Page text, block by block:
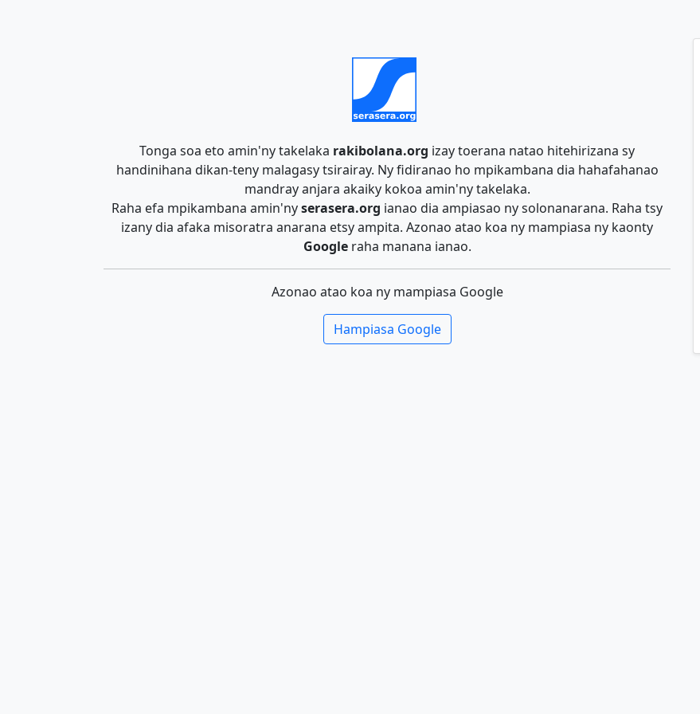
Tonga soa eto amin'ny takelaka rakibolana.org izay toerana natao hitehirizana sy
handinihana dikan-teny malagasy tsirairay. Ny fidiranao ho mpikambana dia hahafahanao
mandray anjara akaiky kokoa amin'ny takelaka.
Raha efa mpikambana amin'nyserasera.org ianao dia ampiasao ny solonanarana. Raha tsy
izany dia afaka misoratra anarana etsy ampita. Azonao atao koa ny mampiasa ny kaonty
Googleraha manana ianao.
Azonao atao koa ny mampiasa Google
Hampiasa Google